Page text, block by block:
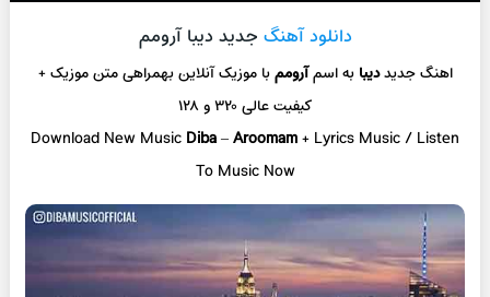
دانلود آهنگ جدید دیبا آرومم
اهنگ جدیددیبابه اسمآروممبا موزیک آنلاینبهمراهی متن موزیک +
کیفیت عالی ۳۲۰ و ۱۲۸
Download New Music Diba–Aroomam+ Lyrics Music / Listen
To Music Now